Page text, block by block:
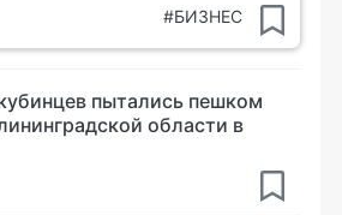
#БИЗНЕС
пытались пешком
области в